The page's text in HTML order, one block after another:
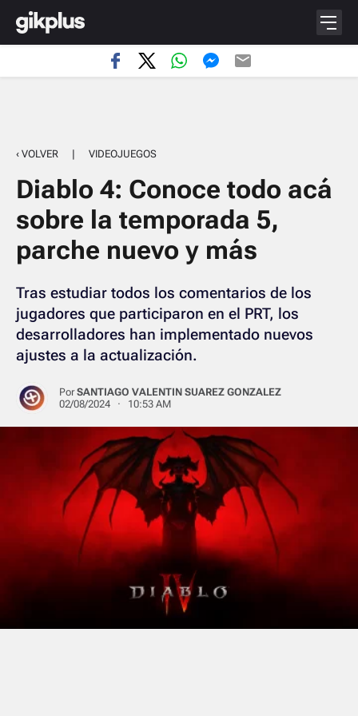
‹ VOLVER | VIDEOJUEGOS
Diablo 4: Conoce todo acá
sobre la temporada 5,
parche nuevo y más
Tras estudiar todos los comentarios de los
jugadores que participaron en el PRT, los
desarrolladores han implementado nuevos
ajustes a la actualización.
PorSANTIAGO VALENTIN SUAREZ GONZALEZ
02/08/2024 · 10:53 AM